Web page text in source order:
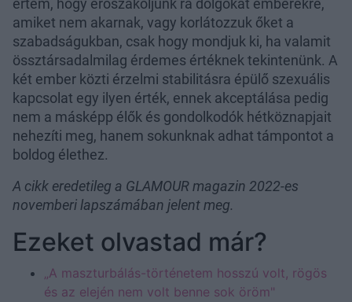
értem, hogy erőszakoljunk rá dolgokat emberekre,
amiket nem akarnak, vagy korlátozzuk őket a
szabadságukban, csak hogy mondjuk ki, ha valamit
össztársadalmilag érdemes értéknek tekintenünk. A
két ember közti érzelmi stabilitásra épülő szexuális
kapcsolat egy ilyen érték, ennek akceptálása pedig
nem a másképp élők és gondolkodók hétköznapjait
nehezíti meg, hanem sokunknak adhat támpontot a
boldog élethez.
A cikk eredetileg a GLAMOUR magazin 2022-es
novemberi lapszámában jelent meg.
Ezeket olvastad már?
„A maszturbálás-történetem hosszú volt, rögös
és az elején nem volt benne sok öröm"